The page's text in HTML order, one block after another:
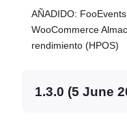
AÑADIDO:
WooCommerce
rendimiento (HPOS)
1.3.0 (5 June